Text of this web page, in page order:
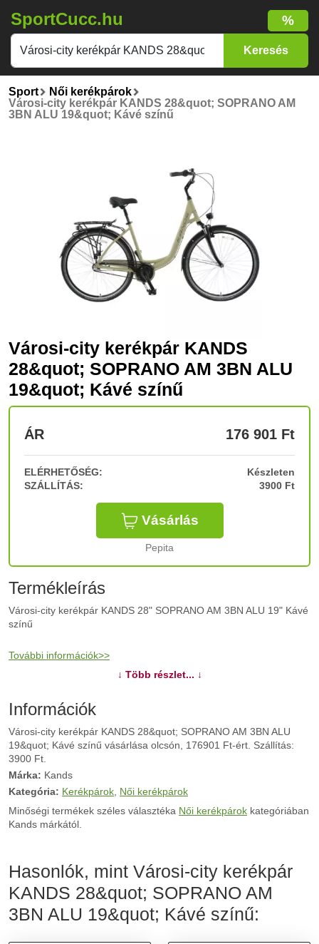
SportCucc.hu %
Sport
Női kerékpárok
Városi-city kerékpár KANDS 28&quot; SOPRANO AM
3BN ALU 19&quot; Kávé színű
Városi-city kerékpár KANDS
28&quot; SOPRANO AM 3BN ALU
19&quot; Kávé színű
ÁR 176 901 Ft
ELÉRHETŐSÉG:
Készleten
SZÁLLÍTÁS:
3900 Ft
Vásárlás
Pepita
Termékleírás
Városi-city kerékpár KANDS 28" SOPRANO AM 3BN ALU 19" Kávé
színű
További információk>>
↓ Több részlet... ↓
Információk
Városi-city kerékpár KANDS 28&quot; SOPRANO AM 3BN ALU
19&quot; Kávé színű vásárlása olcsón, 176901 Ft-ért. Szállítás:
3900 Ft.
Márka: Kands
Kategória: Kerékpárok Női kerékpárok
Minőségi termékek széles választéka Női kerékpárok kategóriában
Kands márkától.
Hasonlók, mint Városi-city kerékpár
KANDS 28&quot; SOPRANO AM
3BN ALU 19&quot; Kávé színű: